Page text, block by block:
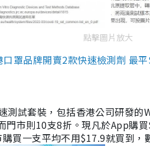
點擊圖片放大
口罩品牌開賣2款快速檢測劑 最
測試套裝，包括香港公司研發
門市則10支8折。現凡於App購
買一支平均不用$17.9就買到，